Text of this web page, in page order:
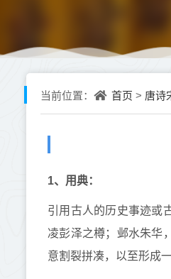
当前位置： 首页 > 唐诗
1、 用典：
引用古人的历史事迹或
凌彭泽之樽；邺水朱华
意割裂拼凑，以至形成